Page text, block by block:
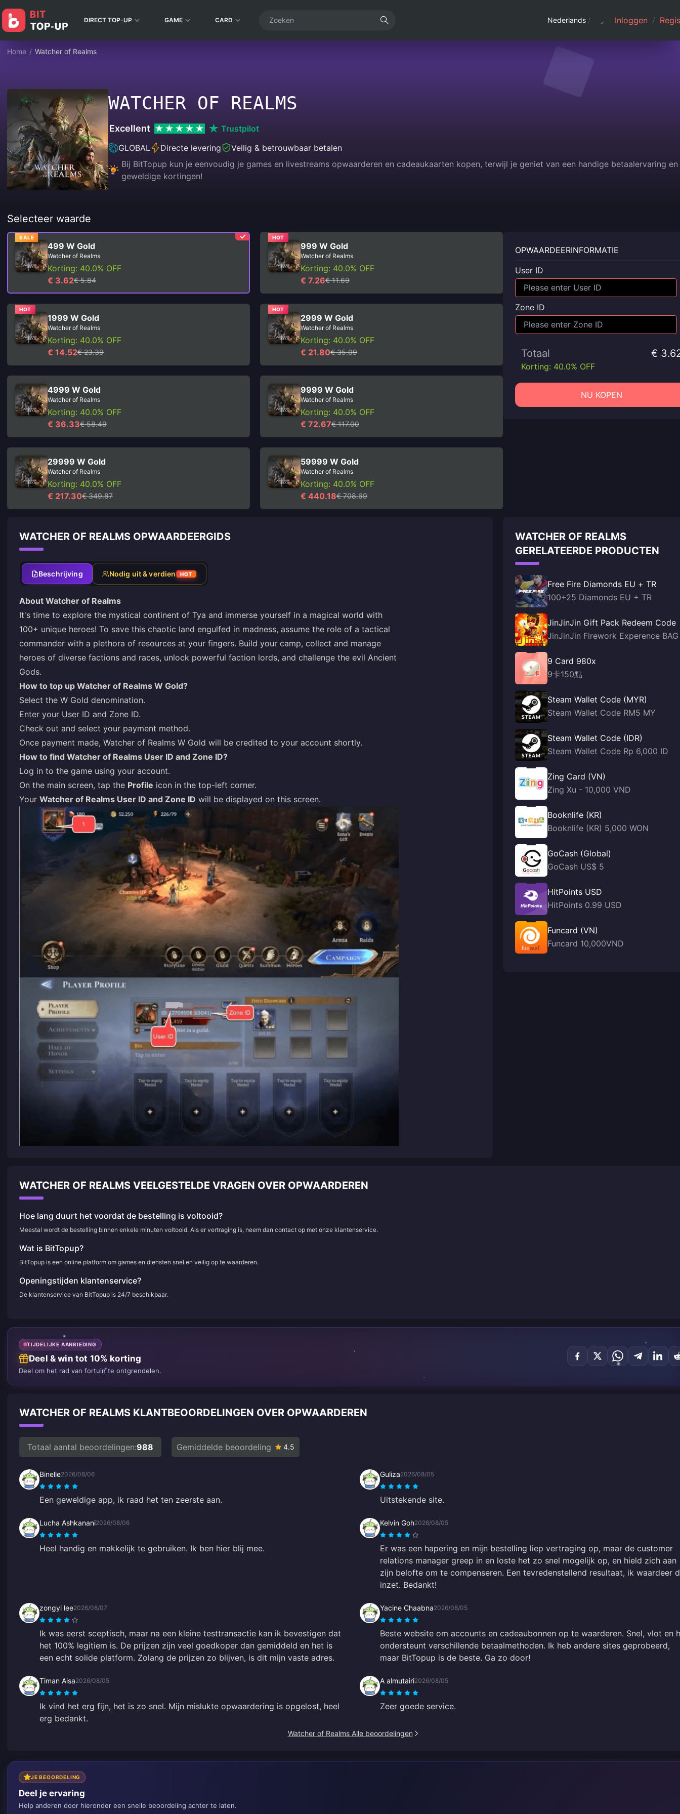
DIRECT TOP-UP GAME CARD Nederlands / Inloggen /
Home / Watcher of Realms
WATCHER OF REALMS
Excellent
Trustpilot
GLOBAL
Directe levering
Veilig & betrouwbaar betalen
Bij BitTopup kun je eenvoudig je games en livestreams opwaarderen en cadeaukaarten kopen, terwijl je geniet van een handige betaalervaring en
geweldige kortingen!
Selecteer waarde
SALE
499 W Gold
Watcher of Realms
Korting: 40.0% OFF
€ 3.62€ 5.84
HOT
999 W Gold
Watcher of Realms
Korting: 40.0% OFF
€ 7.26€ 11.69
HOT
1999 W Gold
Watcher of Realms
Korting: 40.0% OFF
€ 14.52€ 23.39
HOT
2999 W Gold
Watcher of Realms
Korting: 40.0% OFF
€ 21.80€ 35.09
4999 W Gold
Watcher of Realms
Korting: 40.0% OFF
€ 36.33€ 58.49
9999 W Gold
Watcher of Realms
Korting: 40.0% OFF
€ 72.67€ 117.00
29999 W Gold
Watcher of Realms
Korting: 40.0% OFF
€ 217.30€ 349.87
59999 W Gold
Watcher of Realms
Korting: 40.0% OFF
€ 440.18€ 708.69
OPWAARDEERINFORMATIE
User ID
Zone ID
Totaal €
Korting: 40.0% OFF
NU KOPEN
WATCHER OF REALMS OPWAARDEERGIDS
Beschrijving Nodig uit & verdien HOT
About Watcher of Realms
It's time to explore the mystical continent of Tya and immerse yourself in a magical world with
100+ unique heroes! To save this chaotic land engulfed in madness, assume the role of a tactical
commander with a plethora of resources at your fingers. Build your camp, collect and manage
heroes of diverse factions and races, unlock powerful faction lords, and challenge the evil Ancient
Gods.
How to top up Watcher of Realms W Gold?
Select the W Gold denomination.
Enter your User ID and Zone ID.
Check out and select your payment method.
Once payment made, Watcher of Realms W Gold will be credited to your account shortly.
How to find Watcher of Realms User ID and Zone ID?
Log in to the game using your account.
On the main screen, tap the Profile icon in the top-left corner.
Your Watcher of Realms User ID and Zone ID will be displayed on this screen.
WATCHER OF REALMS
GERELATEERDE PRODUCTEN
Free Fire Diamonds EU + TR
100+25 Diamonds EU + TR
JinJinJin Gift Pack Redeem Code
JinJinJin Firework Experence BAG
9 Card 980x
9卡150點
Steam Wallet Code (MYR)
Steam Wallet Code RM5 MY
Steam Wallet Code (IDR)
Steam Wallet Code Rp 6,000 ID
Zing Card (VN)
Zing Xu - 10,000 VND
Booknlife (KR)
Booknlife (KR) 5,000 WON
GoCash (Global)
GoCash US$ 5
HitPoints USD
HitPoints 0.99 USD
Funcard (VN)
Funcard 10,000VND
WATCHER OF REALMS VEELGESTELDE VRAGEN OVER OPWAARDEREN
Hoe lang duurt het voordat de bestelling is voltooid?
Meestal wordt de bestelling binnen enkele minuten voltooid. Als er vertraging is, neem dan contact op met onze klantenservice.
Wat is BitTopup?
BitTopup is een online platform om games en diensten snel en veilig op te waarderen.
Openingstijden klantenservice?
De klantenservice van BitTopup is 24/7 beschikbaar.
TIJDELIJKE AANBIEDING
Deel & win tot 10% korting
Deel om het rad van fortuin te ontgrendelen.
WATCHER OF REALMS KLANTBEOORDELINGEN OVER OPWAARDEREN
Totaal aantal beoordelingen:988 Gemiddelde beoordeling 4.5
Binelle2026/08/06
Een geweldige app, ik raad het ten zeerste aan.
Guliza2026/08/05
Uitstekende site.
Lucha Ashkanani2026/08/06
Heel handig en makkelijk te gebruiken. Ik ben hier blij mee.
Kelvin Goh2026/08/05
Er was een hapering en mijn bestelling liep vertraging op, maar de customer
relations manager greep in en loste het zo snel mogelijk op, en hield zich aan
zijn belofte om te compenseren. Een tevredenstellend resultaat, ik waardeer
inzet. Bedankt!
zongyi lee2026/08/07
Ik was eerst sceptisch, maar na een kleine testtransactie kan ik bevestigen dat
het 100% legitiem is. De prijzen zijn veel goedkoper dan gemiddeld en het is
een echt solide platform. Zolang de prijzen zo blijven, is dit mijn vaste adres.
Yacine Chaabna2026/08/05
Beste website om accounts en cadeaubonnen op te waarderen. Snel, vlot en
ondersteunt verschillende betaalmethoden. Ik heb andere sites geprobeerd,
maar BitTopup is de beste. Ga zo door!
Timan Aisa2026/08/05
Ik vind het erg fijn, het is zo snel. Mijn mislukte opwaardering is opgelost, heel
erg bedankt.
A almutairi2026/08/05
Zeer goede service.
Watcher of Realms Alle beoordelingen
JE BEOORDELING
Deel je ervaring
Help anderen door hieronder een snelle beoordeling achter te laten.